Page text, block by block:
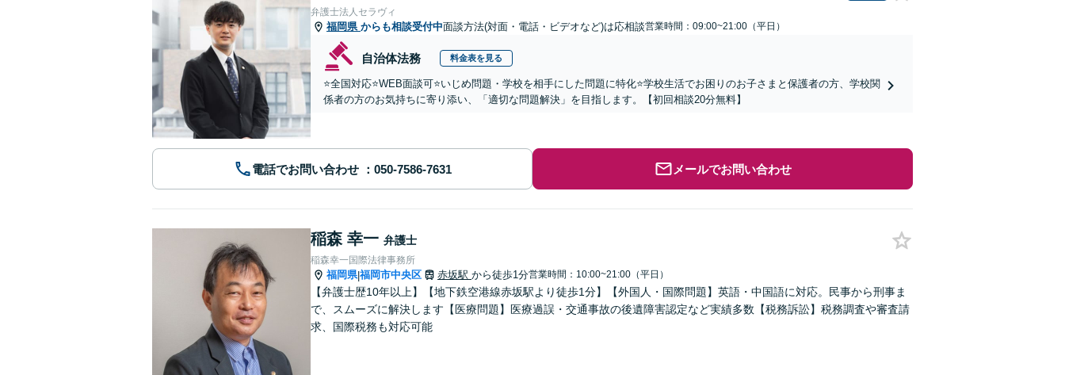
弁護士法人セラヴィ
福岡県 からも相談受付中面談方法(対面・電話・ビデオなど)は応相談営業時間：09:00~21:00（平日）
自治体法務 料金表を見る
⭐️全国対応⭐️WEB面談可⭐️いじめ問題・学校を相手にした問題に特化⭐️学校生活でお困りのお子さまと保護者の方、学校関
係者の方のお気持ちに寄り添い、「適切な問題解決」を目指します。【初回相談20分無料】
電話でお問い合わせ メールでお問い合わせ
稲森 幸一 弁護士
稲森幸一国際法律事務所
福岡県|福岡市中央区 赤坂駅 から徒歩1分営業時間：10:00~21:00（平日）
【弁護士歴10年以上】【地下鉄空港線赤坂駅より徒歩1分】【外国人・国際問題】英語・中国語に対応。民事から刑事ま
で、スムーズに解決します【医療問題】医療過誤・交通事故の後遺障害認定など実績多数【税務訴訟】税務調査や審査請
求、国際税務も対応可能